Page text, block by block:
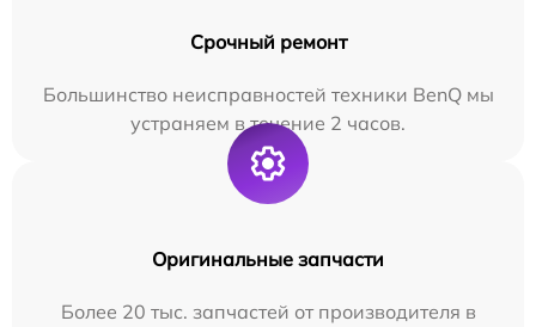
Срочный ремонт
Большинство неисправностей техники BenQ мы
устраняем в течение 2 часов.
Оригинальные запчасти
Более 20 тыс. запчастей от производителя в